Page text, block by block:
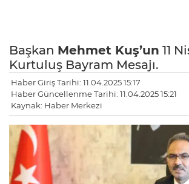
Başkan Mehmet Kuş’un 11
Kurtuluş Bayram Mesajı.
Haber Giriş Tarihi: 11.04.2025 15:17
Haber Güncellenme Tarihi: 11.04.2025 15:21
Kaynak: Haber Merkezi